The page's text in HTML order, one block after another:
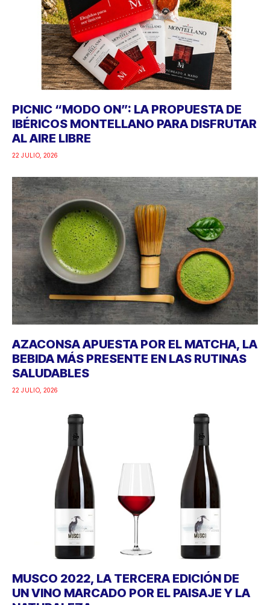
PICNIC “MODO ON”: LA PROPUESTA DE
IBÉRICOS MONTELLANO PARA DISFRUTAR
AL AIRE LIBRE
22 JULIO, 2026
AZACONSA APUESTA POR EL MATCHA, LA
BEBIDA MÁS PRESENTE EN LAS RUTINAS
SALUDABLES
22 JULIO, 2026
MUSCO 2022, LA TERCERA EDICIÓN DE
UN VINO MARCADO POR EL PAISAJE Y LA